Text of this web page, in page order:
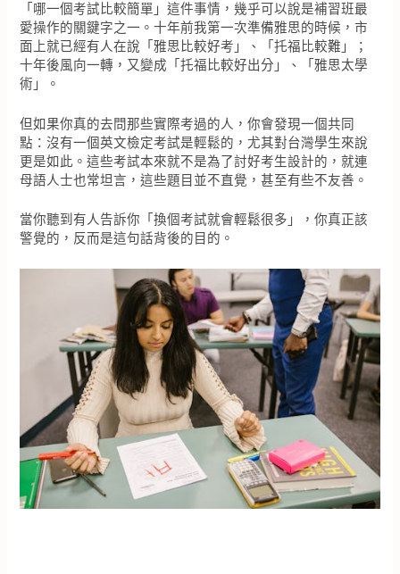
「哪一個考試比較簡單」這件事情，幾乎可以說是補習班最
愛操作的關鍵字之一。十年前我第一次準備雅思的時候，市
面上就已經有人在說「雅思比較好考」、「托福比較難」；
十年後風向一轉，又變成「托福比較好出分」、「雅思太學
術」。
但如果你真的去問那些實際考過的人，你會發現一個共同
點：沒有一個英文檢定考試是輕鬆的，尤其對台灣學生來說
更是如此。這些考試本來就不是為了討好考生設計的，就連
母語人士也常坦言，這些題目並不直覺，甚至有些不友善。
當你聽到有人告訴你「換個考試就會輕鬆很多」，你真正該
警覺的，反而是這句話背後的目的。